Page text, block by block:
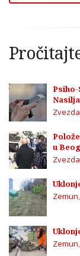
u
Zemun,
Zemun,